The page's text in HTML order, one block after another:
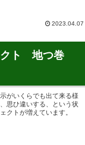
2023.04.07
クト 地つ巻
がいくらでも出て来る様
思ひ違いする、という状
クトが増えています。